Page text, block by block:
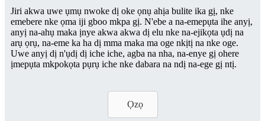
Jiri akwa uwe ụmụ nwoke dị oke ọnụ ahịa bulite ika gị, nke
emebere nke ọma iji gboo mkpa gị. N'ebe a na-emepụta ihe anyị,
anyị na-ahụ maka ịnye akwa akwa dị elu nke na-ejikọta ụdị na
arụ ọrụ, na-eme ka ha dị mma maka ma oge nkịtị na nke oge.
Uwe anyị dị n'ụdị dị iche iche, agba na nha, na-enye gị ohere
ịmepụta mkpokọta pụrụ iche nke dabara na ndị na-ege gị ntị.
Ọzọ